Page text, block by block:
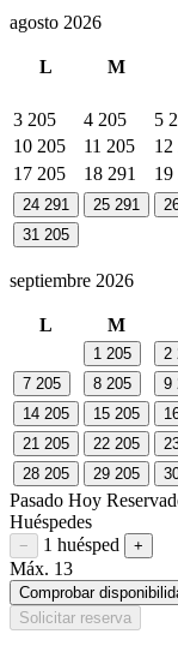
agosto 2026
L M
3 205 4 205 5
10 205 11 205 12
17 205 18 291 19
24 291 25 291
31 205
septiembre 2026
L M
1 205 2
7 205 8 205 9
14 205 15 205
21 205 22 205
28 205 29 205
Pasado Hoy
Huéspedes
Restar huésped
− 1 huésped +
Máx. 13
Comprobar
Solicitar reserva